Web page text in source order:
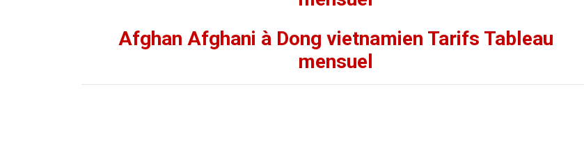
Afghan Afghani à Dong vietnamien Tarifs Tableau
mensuel